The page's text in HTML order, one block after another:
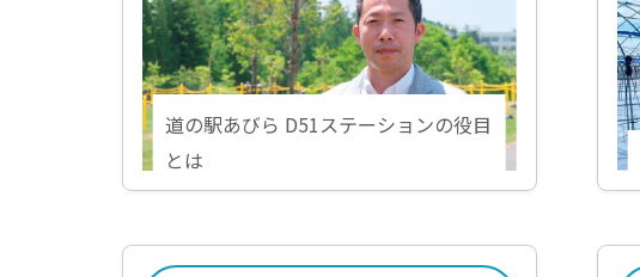
道の駅あびら D51ステーションの役目
とは